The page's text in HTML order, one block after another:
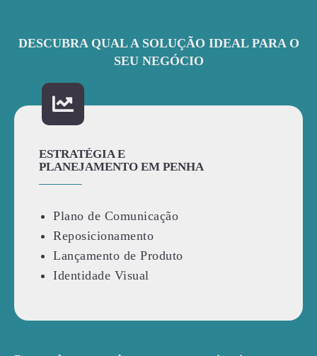
DESCUBRA QUAL A SOLUÇÃO IDEAL PARA O
SEU NEGÓCIO
ESTRATÉGIA E
PLANEJAMENTO EM PENHA
Plano de Comunicação
Reposicionamento
Lançamento de Produto
Identidade Visual